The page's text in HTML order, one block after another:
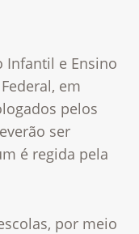
Infantil e Ensino
em
pelos
ser
é regida pela
por meio